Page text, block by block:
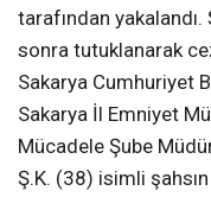
tarafından
sonra tutuklanarak
Sakarya Cumhuriyet
Sakarya İl Emniyet
Mücadele Şube
Ş.K. (38) isimli